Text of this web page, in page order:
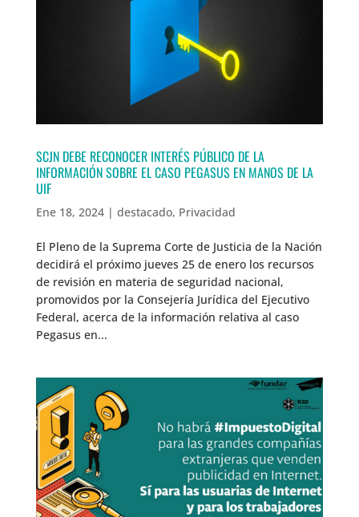
SCJN DEBE RECONOCER INTERÉS PÚBLICO DE LA
INFORMACIÓN SOBRE EL CASO PEGASUS EN MANOS DE LA
UIF
Ene 18, 2024| destacado, Privacidad
El Pleno de la Suprema Corte de Justicia de la Nación
decidirá el próximo jueves 25 de enero los recursos
de revisión en materia de seguridad nacional,
promovidos por la Consejería Jurídica del Ejecutivo
Federal, acerca de la información relativa al caso
Pegasus en...